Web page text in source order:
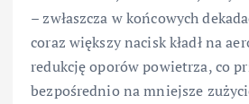
– zwłaszcza w końcowych
coraz większy nacisk kładł na
redukcję oporów powietrza, co
bezpośrednio na mniejsze